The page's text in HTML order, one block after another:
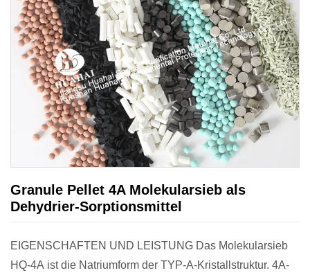
Granule Pellet 4A Molekularsieb als
Dehydrier-Sorptionsmittel
EIGENSCHAFTEN UND LEISTUNG Das Molekularsieb
HQ-4A ​​ist die Natriumform der TYP-A-Kristallstruktur. 4A-